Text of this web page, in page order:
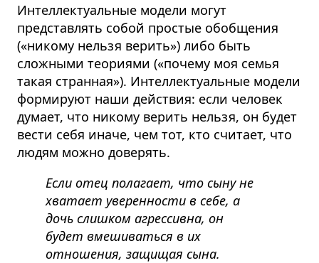
Интеллектуальные модели могут
представлять собой простые обобщения
(«никому нельзя верить») либо быть
сложными теориями («почему моя семья
такая странная»). Интеллектуальные модели
формируют наши действия: если человек
думает, что никому верить нельзя, он будет
вести себя иначе, чем тот, кто считает, что
людям можно доверять.
Если отец полагает, что сыну не
хватает уверенности в себе, а
дочь слишком агрессивна, он
будет вмешиваться в их
отношения, защищая сына.